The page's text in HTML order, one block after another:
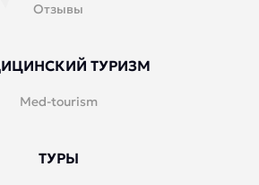
Отзывы
ТУРИЗМ
Med-tourism
ТУРЫ